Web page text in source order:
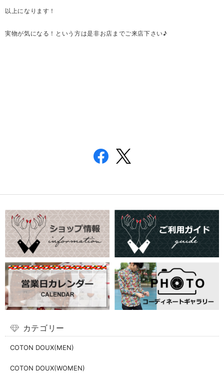
以上になります！
実物が気になる！という方は是非お店までご来店下さい♪
カテゴリー
COTON DOUX(MEN)
COTON DOUX(WOMEN)